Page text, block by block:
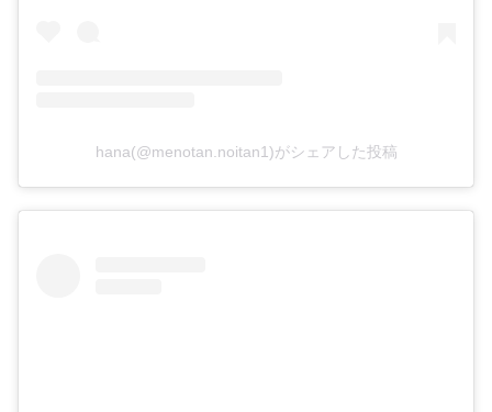
hana(@menotan.noitan1)がシェアした投稿